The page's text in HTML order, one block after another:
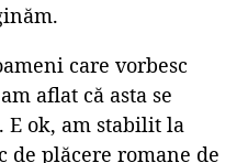
care vorbesc
aflat că asta se
E ok, am stabilit la
de plăcere romane de